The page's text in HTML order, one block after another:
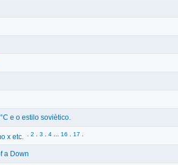
e o estilo soviètico.
x etc. 2 3 4 16 17
a Down